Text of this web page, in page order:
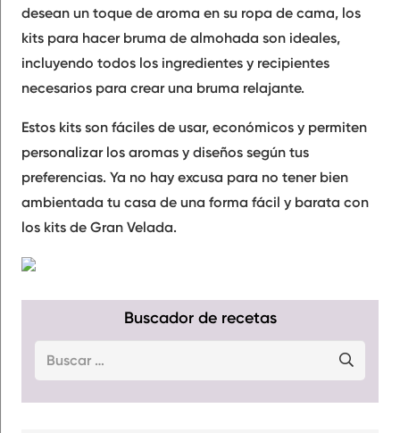
desean un toque de aroma en su ropa de cama, los
kits para hacer bruma de almohada son ideales,
incluyendo todos los ingredientes y recipientes
necesarios para crear una bruma relajante.
Estos kits son fáciles de usar, económicos y permiten
personalizar los aromas y diseños según tus
preferencias. Ya no hay excusa para no tener bien
ambientada tu casa de una forma fácil y barata con
los kits de Gran Velada.
Buscador de recetas
Buscar: